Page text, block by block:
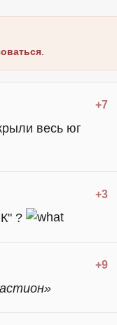
+7
весь юг
+3
?
+9